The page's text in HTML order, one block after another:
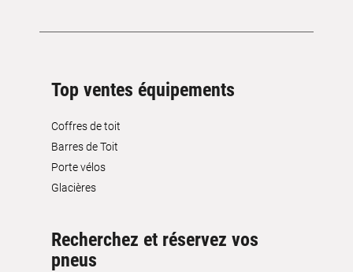
Top ventes équipements
Coffres de toit
Barres de Toit
Porte vélos
Glacières
Recherchez et réservez vos
pneus